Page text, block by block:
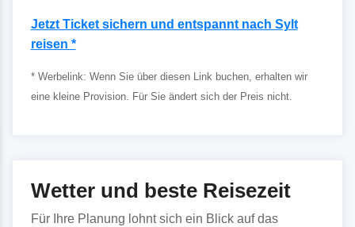
Jetzt Ticket sichern und entspannt nach Sylt
reisen *
* Werbelink: Wenn Sie über diesen Link buchen, erhalten wir
eine kleine Provision. Für Sie ändert sich der Preis nicht.
Wetter und beste Reisezeit
Für Ihre Planung lohnt sich ein Blick auf das